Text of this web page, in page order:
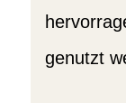
genutzt